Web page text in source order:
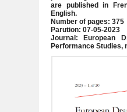
are published in
English.
Number of pages: 375
Parution: 07-05-2023
Journal: European
Performance Studies,